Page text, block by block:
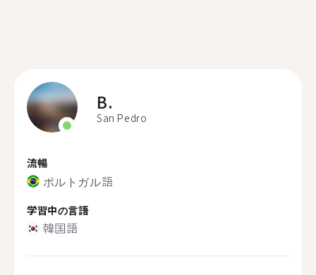
B.
San Pedro
流暢
ポルトガル語
学習中の言語
韓国語